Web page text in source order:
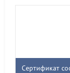
Сертификат